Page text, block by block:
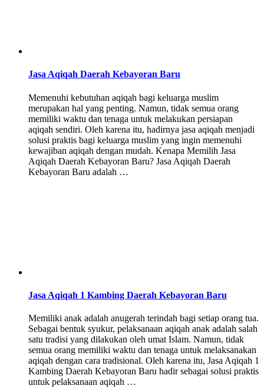
Jasa Aqiqah Daerah Kebayoran Baru
Memenuhi kebutuhan aqiqah bagi keluarga muslim
merupakan hal yang penting. Namun, tidak semua orang
memiliki waktu dan tenaga untuk melakukan persiapan
aqiqah sendiri. Oleh karena itu, hadirnya jasa aqiqah menjadi
solusi praktis bagi keluarga muslim yang ingin memenuhi
kewajiban aqiqah dengan mudah. Kenapa Memilih Jasa
Aqiqah Daerah Kebayoran Baru? Jasa Aqiqah Daerah
Kebayoran Baru adalah …
Jasa Aqiqah 1 Kambing Daerah Kebayoran Baru
Memiliki anak adalah anugerah terindah bagi setiap orang tua.
Sebagai bentuk syukur, pelaksanaan aqiqah anak adalah salah
satu tradisi yang dilakukan oleh umat Islam. Namun, tidak
semua orang memiliki waktu dan tenaga untuk melaksanakan
aqiqah dengan cara tradisional. Oleh karena itu, Jasa Aqiqah 1
Kambing Daerah Kebayoran Baru hadir sebagai solusi praktis
untuk pelaksanaan aqiqah …